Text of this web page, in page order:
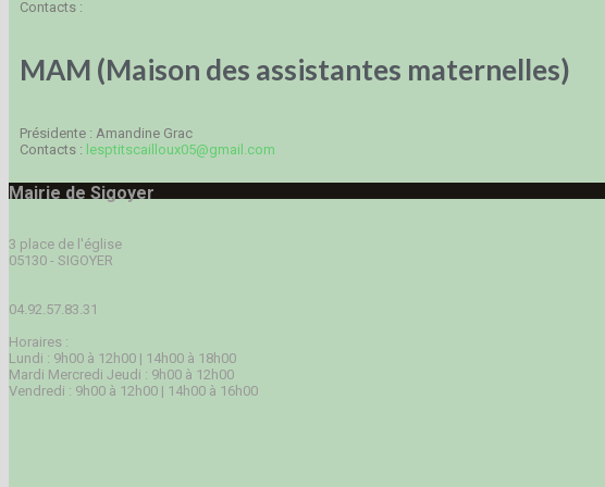
Contacts :
MAM (Maison des assistantes maternelles)
Présidente : Amandine Grac
Contacts : lesptitscailloux05@gmail.com
Mairie de Sigoyer
3 place de l'église
05130 - SIGOYER
04.92.57.83.31
Horaires :
Lundi : 9h00 à 12h00 | 14h00 à 18h00
Mardi Mercredi Jeudi : 9h00 à 12h00
Vendredi : 9h00 à 12h00 | 14h00 à 16h00